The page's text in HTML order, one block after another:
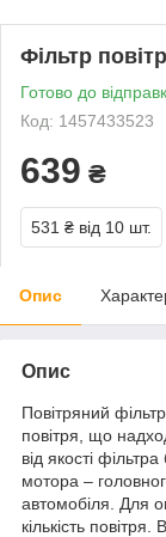
Фільтр
Готово до
Код: 1457433523
639 ₴
531 ₴ від 10 шт.
Опис
Опис
Повітряний
повітря, що
від якості
мотора –
автомобіля. Для
кількість